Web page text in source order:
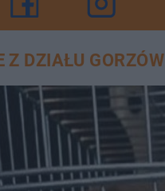
Z DZIAŁU GORZÓW